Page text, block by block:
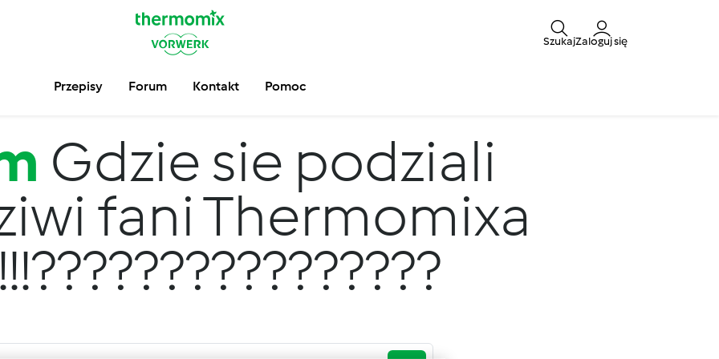
SzukajZaloguj się
Przepisy Forum Kontakt Pomoc
Gdzie sie podziali
fani Thermomixa